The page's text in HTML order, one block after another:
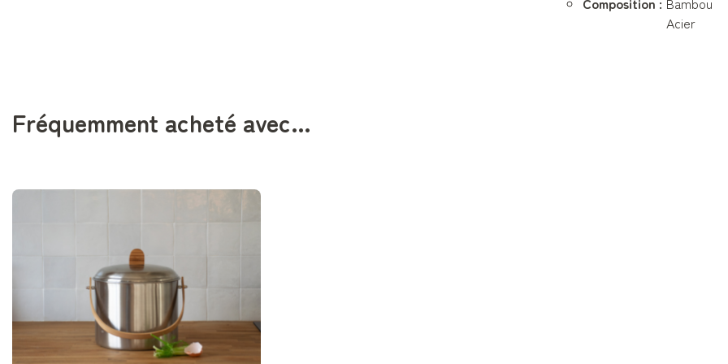
Acier
Fréquemment acheté avec…